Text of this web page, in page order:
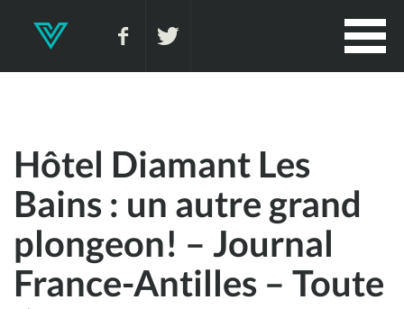
Hôtel Diamant Les
Bains : un autre grand
plongeon! – Journal
France-Antilles – Toute